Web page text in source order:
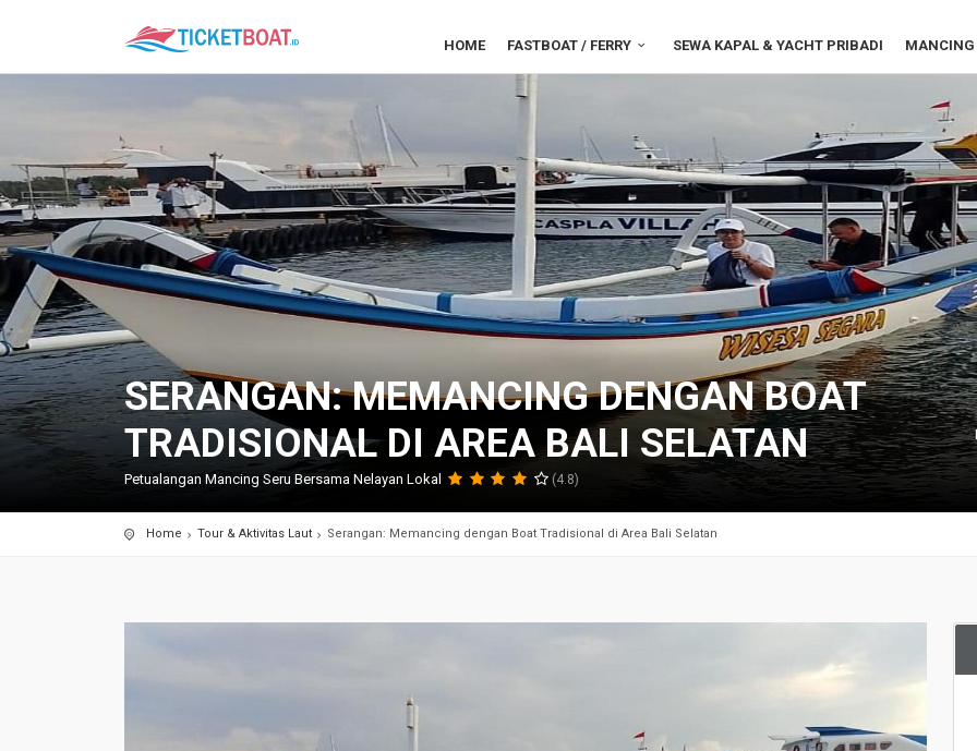
HOME FASTBOAT / FERRY SEWA KAPAL & YACHT PRIBADI
SERANGAN: MEMANCING DENGAN BOAT
TRADISIONAL DI AREA BALI SELATAN
Petualangan Mancing Seru Bersama Nelayan Lokal (4.8)
Home Tour & Aktivitas Laut Serangan: Memancing dengan Boat Tradisional di Area Bali Selatan